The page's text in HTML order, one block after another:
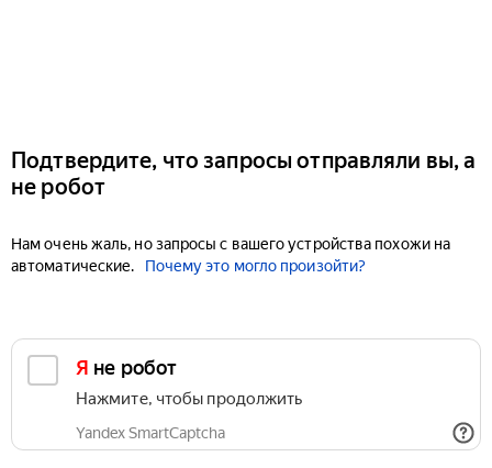
Подтвердите, что запросы отправляли вы, а
не робот
Нам очень жаль, но запросы с вашего устройства похожи на
автоматические.
Почему это могло произойти?
Я не робот
Нажмите, чтобы продолжить
Yandex SmartCaptcha